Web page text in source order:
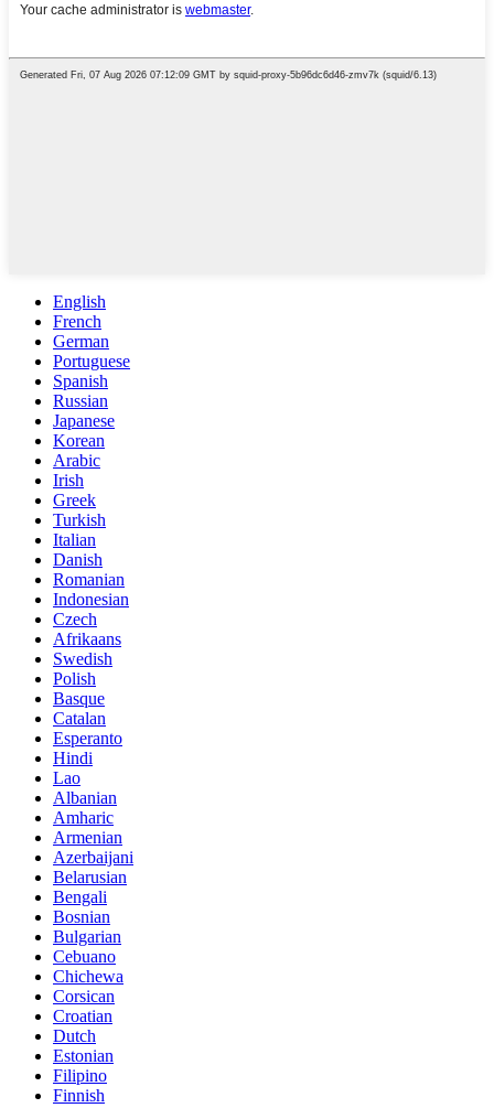
English
French
German
Portuguese
Spanish
Russian
Japanese
Korean
Arabic
Irish
Greek
Turkish
Italian
Danish
Romanian
Indonesian
Czech
Afrikaans
Swedish
Polish
Basque
Catalan
Esperanto
Hindi
Lao
Albanian
Amharic
Armenian
Azerbaijani
Belarusian
Bengali
Bosnian
Bulgarian
Cebuano
Chichewa
Corsican
Croatian
Dutch
Estonian
Filipino
Finnish